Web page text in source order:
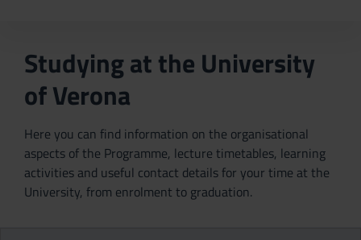
Studying at the University
of Verona
Here you can find information on the organisational
aspects of the Programme, lecture timetables, learning
activities and useful contact details for your time at the
University, from enrolment to graduation.